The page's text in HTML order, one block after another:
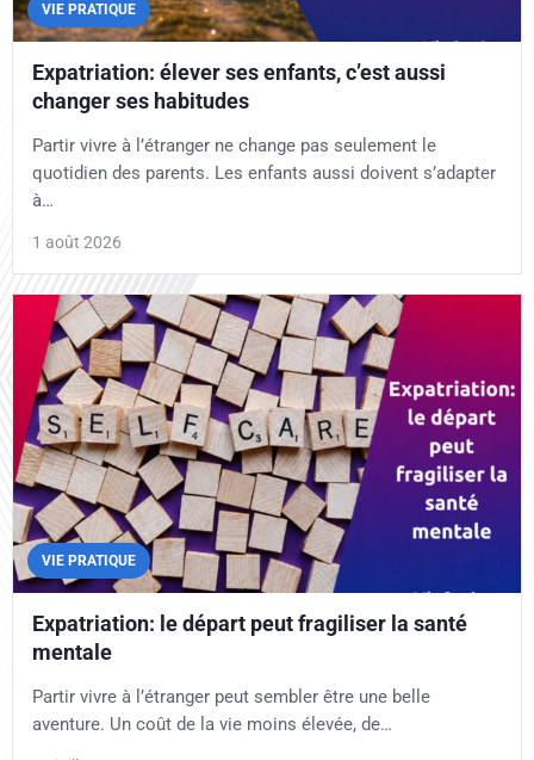
VIE PRATIQUE
Expatriation: élever ses enfants, c’est aussi
changer ses habitudes
Partir vivre à l’étranger ne change pas seulement le
quotidien des parents. Les enfants aussi doivent s’adapter
à…
1 août 2026
VIE PRATIQUE
Expatriation: le départ peut fragiliser la santé
mentale
Partir vivre à l’étranger peut sembler être une belle
aventure. Un coût de la vie moins élevée, de…